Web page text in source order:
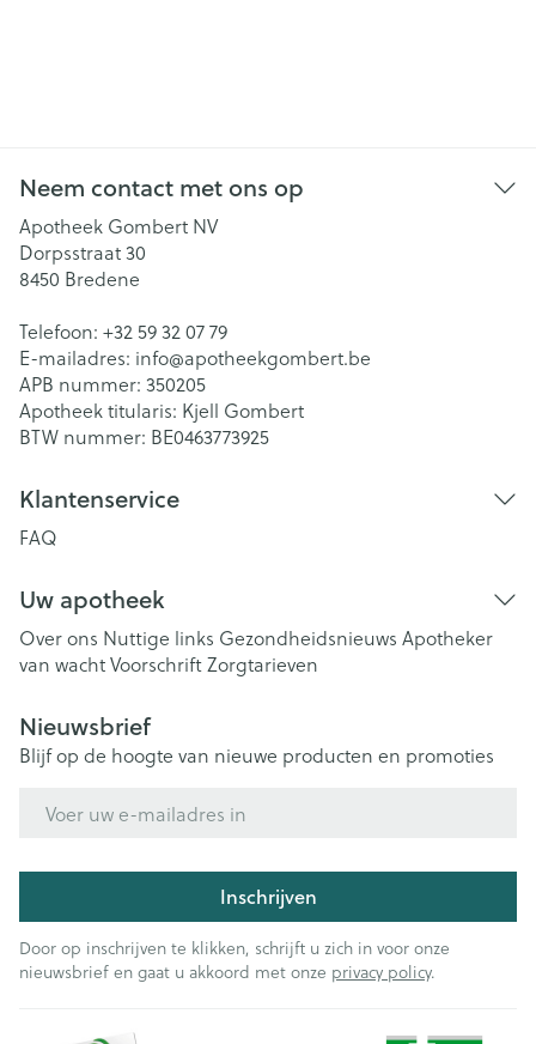
Neem contact met ons op
Apotheek Gombert NV
Dorpsstraat 30
8450 Bredene
Telefoon: +32 59 32 07 79
E-mailadres: info@apotheekgombert.be
APB nummer: 350205
Apotheek titularis: Kjell Gombert
BTW nummer: BE0463773925
Klantenservice
FAQ
Uw apotheek
Over ons Nuttige links Gezondheidsnieuws Apotheker
van wachtVoorschriftZorgtarieven
Nieuwsbrief
Blijf op de hoogte van nieuwe producten en promoties
Inschrijven
Door op inschrijven te klikken, schrijft u zich in voor onze
nieuwsbrief en gaat u akkoord met onze privacy policy.